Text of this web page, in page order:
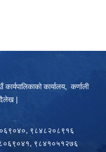
कार्यपालिकाको कार्यालय, कर्णाली
दैलेख |
९८४८२०८९१६
९८४१०५१२७६